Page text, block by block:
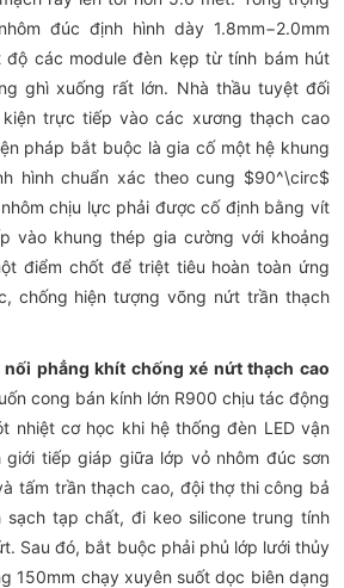
đúc định hình dày 1.8mm−2.0mm
độ các module đèn kẹp từ tính bám hút
ghì xuống rất lớn. Nhà thầu tuyệt đối
trực tiếp vào các xương thạch cao
pháp bắt buộc là gia cố một hệ khung
hình chuẩn xác theo cung $90^\circ$
chịu lực phải được cố định bằng vít
vào khung thép gia cường với khoảng
điểm chốt để triệt tiêu hoàn toàn ứng
chống hiện tượng võng nứt trần thạch
phẳng khít chống xé nứt thạch cao
cong bán kính lớn R900 chịu tác động
nhiệt cơ học khi hệ thống đèn LED vận
giới tiếp giáp giữa lớp vỏ nhôm đúc sơn
tấm trần thạch cao, đội thợ thi công bả
sạch tạp chất, đi keo silicone trung tính
Sau đó, bắt buộc phải phủ lớp lưới thủy
150mm chạy xuyên suốt dọc biên dạng